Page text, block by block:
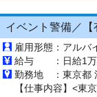
雇用形態： アルバ
給与 ： 日給1
勤務地 ： 東京都